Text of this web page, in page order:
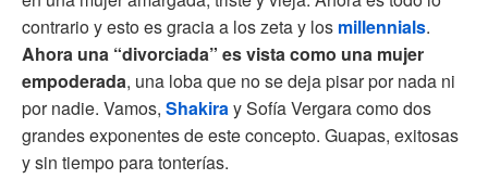
contrario y esto es gracia a los zeta y los millennials.
Ahora una “divorciada” es vista como una mujer
empoderada, una loba que no se deja pisar por nada ni
por nadie. Vamos, Shakiray Sofía Vergara como dos
grandes exponentes de este concepto. Guapas, exitosas
y sin tiempo para tonterías.